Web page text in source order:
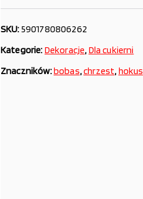
SKU: 5901780806262
Kategorie: Dekoracje, Dla cukierni
Znaczników:bobas,chrzest, hokus